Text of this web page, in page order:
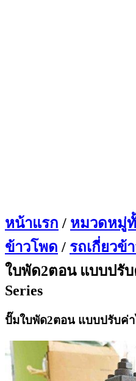
หน้าแรก / หมวดหมู่
ข้าวโพด / รถเกี่ยวข้
ใบพัด2ตอน แบบปรับ
Series
ปั๊มใบพัด2ตอน แบบปรับค่า